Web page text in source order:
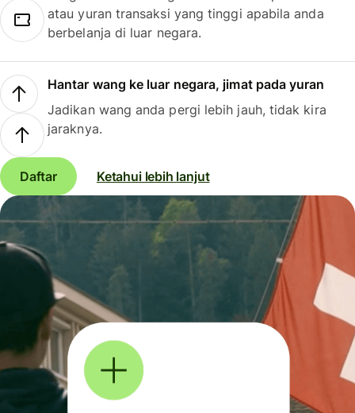
atau yuran transaksi yang tinggi apabila anda
berbelanja di luar negara.
Hantar wang ke luar negara, jimat pada yuran
Jadikan wang anda pergi lebih jauh, tidak kira
jaraknya.
Daftar Ketahui lebih lanjut